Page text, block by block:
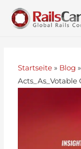
Startseite » Blog
Acts_As_Votable